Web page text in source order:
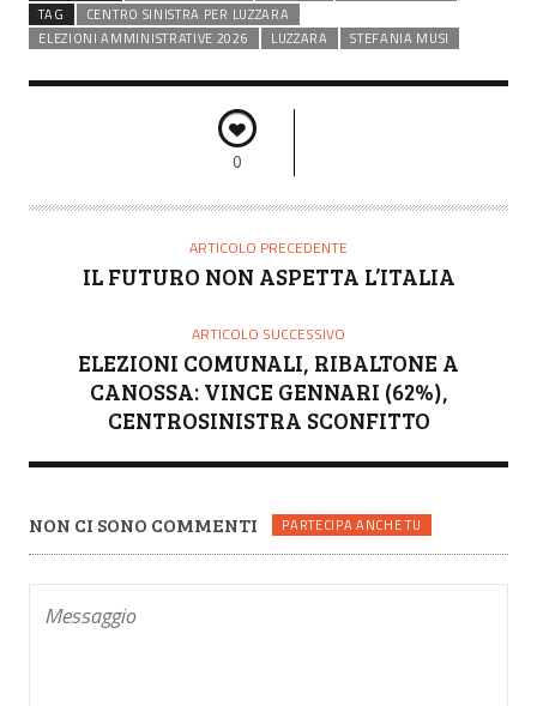
TAG
CENTRO SINISTRA PER LUZZARA
ELEZIONI AMMINISTRATIVE 2026
LUZZARA STEFANIA MUSI
0
ARTICOLO PRECEDENTE
IL FUTURO NON ASPETTA L’ITALIA
ARTICOLO SUCCESSIVO
ELEZIONI COMUNALI, RIBALTONE A
CANOSSA: VINCE GENNARI (62%),
CENTROSINISTRA SCONFITTO
NON CI SONO COMMENTI PARTECIPA ANCHE TU